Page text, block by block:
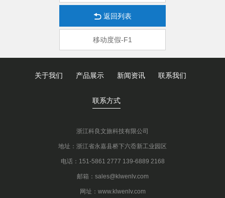
返回列表
移动度假-F1
关于我们 产品展示 新闻资讯 联系我们
联系方式
浙江科良文旅科技有限公司
地址：浙江省永嘉县桥下六岙新工业园区
电话：151-5861 2777 139-6889 2168
邮箱：sales@klwenlv.com
网址：www.klwenlv.com